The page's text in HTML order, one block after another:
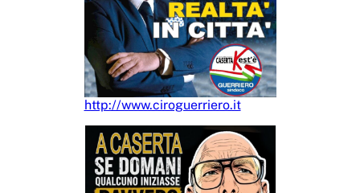
http://www.ciroguerriero.it